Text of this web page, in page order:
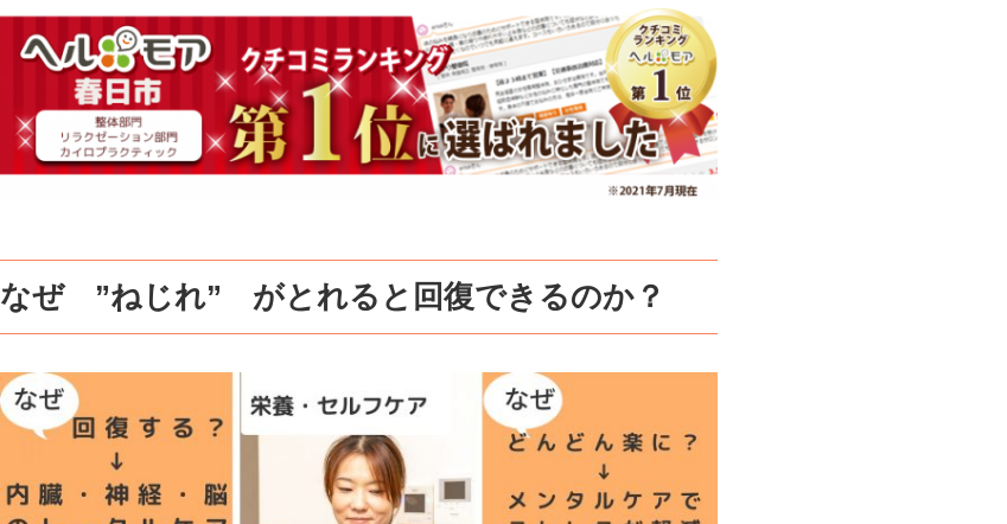
なぜ ”ねじれ” がとれると回復できるのか？